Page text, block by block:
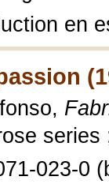
en
023-0